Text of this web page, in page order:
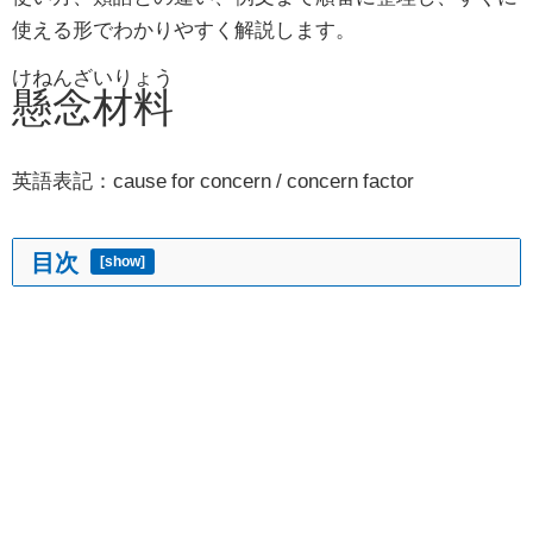
使える形でわかりやすく解説します。
懸念材料
けねんざいりょう
英語表記：cause for concern / concern factor
目次 [show]